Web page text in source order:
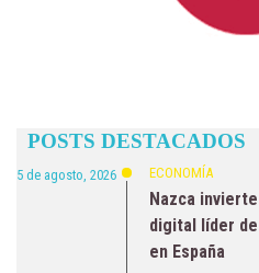
POSTS DESTACADOS
5 de agosto, 2026 ECONOMÍA
Nazca
digital líder
en España